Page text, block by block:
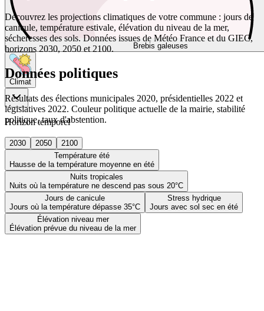
Brebis galeuses
Climat
Horizon temporel
2030 2050
2100
Température été
Hausse de la température moyenne en été
Nuits tropicales
Nuits où la température ne descend pas sous 20°C
Jours de canicule
Jours où la température dépasse 35°C
Stress hydrique
Jours avec sol sec en été
Élévation niveau mer
Élévation prévue du niveau de la mer
Découvrez les projections climatiques de votre commune : jours de
canicule, température estivale, élévation du niveau de la mer,
sécheresses des sols. Données issues de Météo France et du GIEC,
horizons 2030, 2050 et 2100.
Données politiques
Résultats des élections municipales 2020, présidentielles 2022 et
législatives 2022. Couleur politique actuelle de la mairie, stabilité
politique, taux d'abstention.